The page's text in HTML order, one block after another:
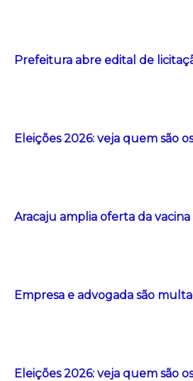
Prefeitura abre edital de
Eleições 2026: veja quem são
Aracaju amplia oferta da
Empresa e advogada são
Eleições 2026: veja quem são